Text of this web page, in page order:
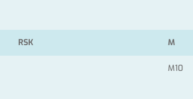
RSK M
M10